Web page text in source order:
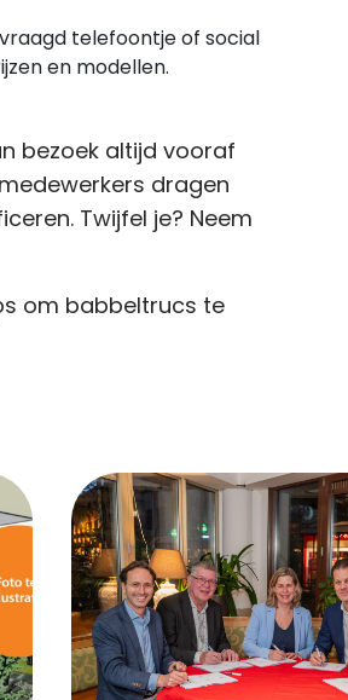
telefoontje of social
en modellen.
bezoek altijd vooraf
dragen
Twijfel je? Neem
om babbeltrucs te